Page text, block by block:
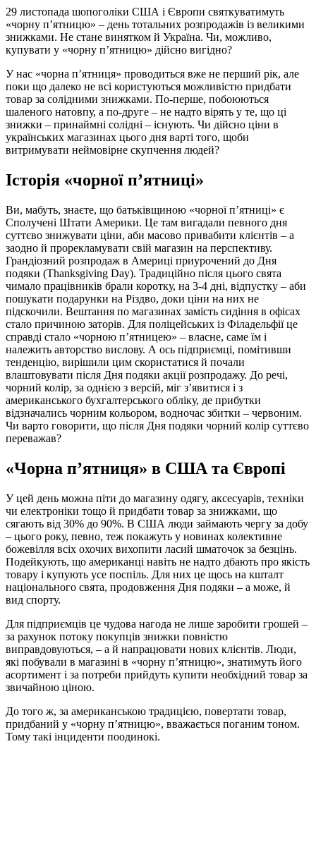
29 листопада шопоголіки США і Європи святкуватимуть
«чорну п’ятницю» – день тотальних розпродажів із великими
знижками. Не стане винятком й Україна. Чи, можливо,
купувати у «чорну п’ятницю» дійсно вигідно?
У нас «чорна п’ятниця» проводиться вже не перший рік, але
поки що далеко не всі користуються можливістю придбати
товар за солідними знижками. По-перше, побоюються
шаленого натовпу, а по-друге – не надто вірять у те, що ці
знижки – принаймні солідні – існують. Чи дійсно ціни в
українських магазинах цього дня варті того, щоби
витримувати неймовірне скупчення людей?
Історія «чорної п’ятниці»
Ви, мабуть, знаєте, що батьківщиною «чорної п’ятниці» є
Сполучені Штати Америки. Це там вигадали певного дня
суттєво знижувати ціни, аби масово привабити клієнтів – а
заодно й прорекламувати свій магазин на перспективу.
Грандіозний розпродаж в Америці приурочений до Дня
подяки (Thanksgiving Day). Традиційно після цього свята
чимало працівників брали коротку, на 3-4 дні, відпустку – аби
пошукати подарунки на Різдво, доки ціни на них не
підскочили. Вештання по магазинах замість сидіння в офісах
стало причиною заторів. Для поліцейських із Філадельфії це
справді стало «чорною п’ятницею» – власне, саме їм і
належить авторство вислову. А ось підприємці, помітивши
тенденцію, вирішили цим скористатися й почали
влаштовувати після Дня подяки акції розпродажу. До речі,
чорний колір, за однією з версій, міг з’явитися і з
американського бухгалтерського обліку, де прибутки
відзначались чорним кольором, водночас збитки – червоним.
Чи варто говорити, що після Дня подяки чорний колір суттєво
переважав?
«Чорна п’ятниця» в США та Європі
У цей день можна піти до магазину одягу, аксесуарів, техніки
чи електроніки тощо й придбати товар за знижками, що
сягають від 30% до 90%. В США люди займають чергу за добу
– цього року, певно, теж покажуть у новинах колективне
божевілля всіх охочих вихопити ласий шматочок за безцінь.
Подейкують, що американці навіть не надто дбають про якість
товару і купують усе поспіль. Для них це щось на кшталт
національного свята, продовження Дня подяки – а може, й
вид спорту.
Для підприємців це чудова нагода не лише заробити грошей –
за рахунок потоку покупців знижки повністю
виправдовуються, – а й напрацювати нових клієнтів. Люди,
які побували в магазині в «чорну п’ятницю», знатимуть його
асортимент і за потреби прийдуть купити необхідний товар за
звичайною ціною.
До того ж, за американською традицією, повертати товар,
придбаний у «чорну п’ятницю», вважається поганим тоном.
Тому такі інциденти поодинокі.